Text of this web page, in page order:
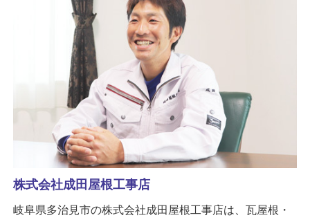
株式会社成田屋根工事店
岐阜県多治見市の株式会社成田屋根工事店は、瓦屋根・